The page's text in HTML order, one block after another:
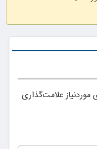
علامت‌گذاری